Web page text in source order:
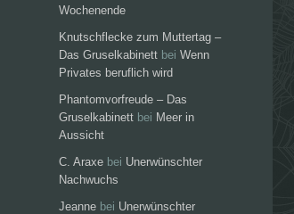
Wochenende
Knutschflecke zum Muttertag –
Das Gruselkabinett bei Wenn
Privates beruflich wird
Phantomvorfreude – Das
Gruselkabinett bei Meer in
Aussicht
C. Araxe bei Unerwünschter
Nachwuchs
Jeanne bei Unerwünschter